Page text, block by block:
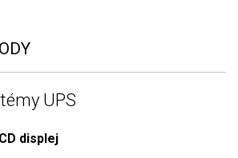
UPS
displej